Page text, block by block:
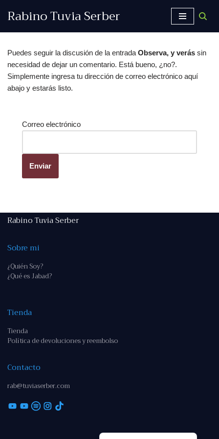
contenido
Rabino Tuvia Serber
Puedes seguir la discusión de la entrada Observa, y verás sin
necesidad de dejar un comentario. Está bueno, ¿no?.
Simplemente ingresa tu dirección de correo electrónico aquí
abajo y estarás listo.
Correo electrónico
Rabino Tuvia Serber
Sobre mi
¿Quién Soy?
¿Qué es Jabad?
Tienda
Tienda
Política de devoluciones y reembolso
Contacto
rab@tuviaserber.com